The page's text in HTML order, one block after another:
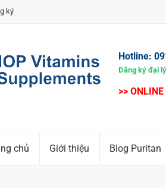
ký
Hotline:
Đăng ký đại lý
>>
chủ Giới thiệu Blog Puritan